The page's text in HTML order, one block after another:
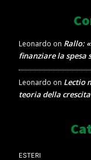
Leonardo on Rallo:
finanziare la spesa
Leonardo on Lectio
teoria della crescita
ESTERI